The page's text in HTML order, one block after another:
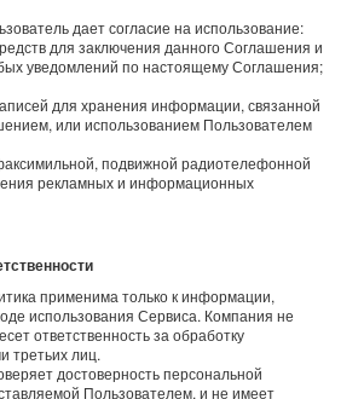
дает согласие на использование:
для заключения данного Соглашения и
уведомлений по настоящему Соглашения;
для хранения информации, связанной
или использованием Пользователем
подвижной радиотелефонной
рекламных и информационных
применима только к информации,
использования Сервиса. Компания не
ответственность за обработку
третьих лиц.
достоверность персональной
Пользователем, и не имеет